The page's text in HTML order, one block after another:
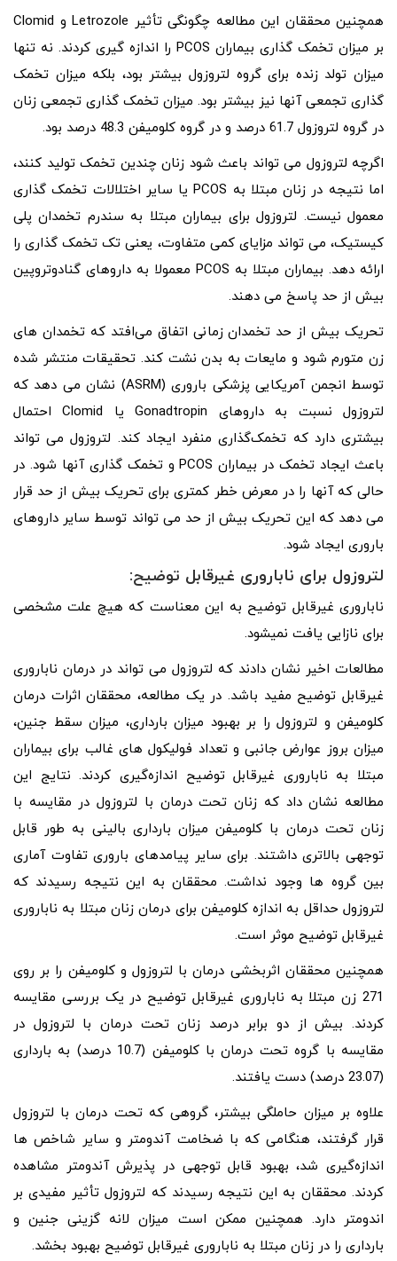
همچنین محققان این مطالعه چگونگی تأثیر Letrozole و Clomid
بر میزان تخمک گذاری بیماران PCOS را اندازه گیری کردند. نه تنها
میزان تولد زنده برای گروه لتروزول بیشتر بود، بلکه میزان تخمک
گذاری تجمعی آنها نیز بیشتر بود. میزان تخمک گذاری تجمعی زنان
در گروه لتروزول 61.7 درصد و در گروه کلومیفن 48.3 درصد بود.
اگرچه لتروزول می تواند باعث شود زنان چندین تخمک تولید کنند،
اما نتیجه در زنان مبتلا به PCOS یا سایر اختلالات تخمک گذاری
معمول نیست. لتروزول برای بیماران مبتلا به سندرم تخمدان پلی
کیستیک، می تواند مزایای کمی متفاوت، یعنی تک تخمک گذاری را
ارائه دهد. بیماران مبتلا به PCOS معمولا به داروهای گنادوتروپین
بیش از حد پاسخ می دهند.
تحریک بیش از حد تخمدان زمانی اتفاق می‌افتد که تخمدان‌ های
زن متورم شود و مایعات به بدن نشت کند. تحقیقات منتشر شده
توسط انجمن آمریکایی پزشکی باروری (ASRM) نشان می‌ دهد که
لتروزول نسبت به داروهای Gonadtropin یا Clomid احتمال
بیشتری دارد که تخمک‌گذاری منفرد ایجاد کند. لتروزول می تواند
باعث ایجاد تخمک در بیماران PCOS و تخمک گذاری آنها شود. در
حالی که آنها را در معرض خطر کمتری برای تحریک بیش از حد قرار
می دهد که این تحریک بیش از حد می تواند توسط سایر داروهای
باروری ایجاد شود.
لتروزول برای ناباروری غیرقابل توضیح:
ناباروری غیرقابل توضیح به این معناست که هیچ علت مشخصی
برای نازایی یافت نمیشود.
مطالعات اخیر نشان دادند که لتروزول می تواند در درمان ناباروری
غیرقابل توضیح مفید باشد. در یک مطالعه، محققان اثرات درمان
کلومیفن و لتروزول را بر بهبود میزان بارداری، میزان سقط جنین،
میزان بروز عوارض جانبی و تعداد فولیکول‌ های غالب برای بیماران
مبتلا به ناباروری غیرقابل توضیح اندازه‌گیری کردند. نتایج این
مطالعه نشان داد که زنان تحت درمان با لتروزول در مقایسه با
زنان تحت درمان با کلومیفن میزان بارداری بالینی به طور قابل
توجهی بالاتری داشتند. برای سایر پیامدهای باروری تفاوت آماری
بین گروه ها وجود نداشت. محققان به این نتیجه رسیدند که
لتروزول حداقل به اندازه کلومیفن برای درمان زنان مبتلا به ناباروری
غیرقابل توضیح موثر است.
همچنین محققان اثربخشی درمان با لتروزول و کلومیفن را بر روی
271 زن مبتلا به ناباروری غیرقابل توضیح در یک بررسی مقایسه
کردند. بیش از دو برابر درصد زنان تحت درمان با لتروزول در
مقایسه با گروه تحت درمان با کلومیفن (10.7 درصد) به بارداری
(23.07 درصد) دست یافتند.
علاوه بر میزان حاملگی بیشتر، گروهی که تحت درمان با لتروزول
قرار گرفتند، هنگامی که با ضخامت آندومتر و سایر شاخص‌ ها
اندازه‌گیری شد، بهبود قابل توجهی در پذیرش آندومتر مشاهده
کردند. محققان به این نتیجه رسیدند که لتروزول تأثیر مفیدی بر
اندومتر دارد. همچنین ممکن است میزان لانه گزینی جنین و
بارداری را در زنان مبتلا به ناباروری غیرقابل توضیح بهبود بخشد.